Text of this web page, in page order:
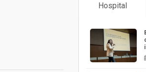
Hospital